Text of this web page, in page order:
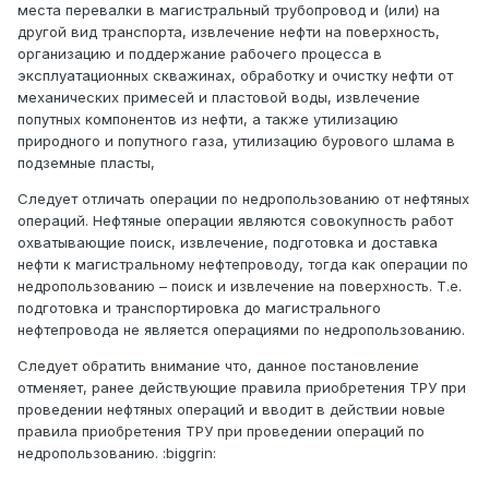
места перевалки в магистральный трубопровод и (или) на
другой вид транспорта, извлечение нефти на поверхность,
организацию и поддержание рабочего процесса в
эксплуатационных скважинах, обработку и очистку нефти от
механических примесей и пластовой воды, извлечение
попутных компонентов из нефти, а также утилизацию
природного и попутного газа, утилизацию бурового шлама в
подземные пласты,
Следует отличать операции по недропользованию от нефтяных
операций. Нефтяные операции являются совокупность работ
охватывающие поиск, извлечение, подготовка и доставка
нефти к магистральному нефтепроводу, тогда как операции по
недропользованию – поиск и извлечение на поверхность. Т.е.
подготовка и транспортировка до магистрального
нефтепровода не является операциями по недропользованию.
Следует обратить внимание что, данное постановление
отменяет, ранее действующие правила приобретения ТРУ при
проведении нефтяных операций и вводит в действии новые
правила приобретения ТРУ при проведении операций по
недропользованию. :biggrin: